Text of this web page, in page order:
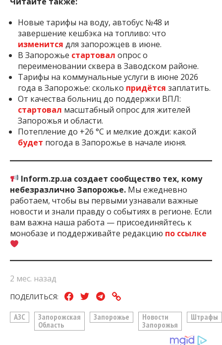
Новые тарифы на воду, автобус №48 и
завершение кешбэка на топливо: что
изменится для запорожцев в июне.
В Запорожье стартовал опрос о
переименовании сквера в Заводском районе.
Тарифы на коммунальные услуги в июне 2026
года в Запорожье: сколько придётся заплатить.
От качества больниц до поддержки ВПЛ:
стартовал масштабный опрос для жителей
Запорожья и области.
Потепление до +26 °C и мелкие дожди: какой
будет погода в Запорожье в начале июня.
Inform.zp.ua создает сообщество тех, кому
небезразлично Запорожье. Мы ежедневно
работаем, чтобы вы первыми узнавали важные
новости и знали правду о событиях в регионе. Если
вам важна наша работа — присоединяйтесь к
монобазе и поддерживайте редакцию по ссылке
2 мес. назад
ПОДЕЛИТЬСЯ:
АЗС
Запорожская
Область
Запорожье
Новости
Запорожья
Штрафы